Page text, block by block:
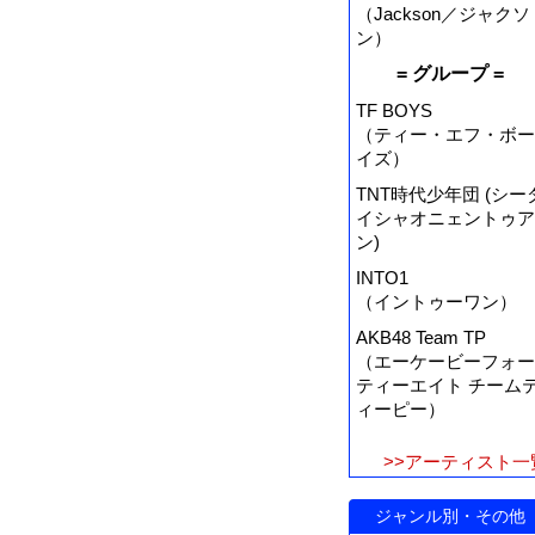
（Jackson／ジャクソ
ン）
= グループ =
TF BOYS
（ティー・エフ・ボー
イズ）
TNT時代少年団 (シー
イシャオニェントゥア
ン)
INTO1
（イントゥーワン）
AKB48 Team TP
（エーケービーフォー
ティーエイト チーム
ィーピー）
>>アーティスト一
ジャンル別・その他